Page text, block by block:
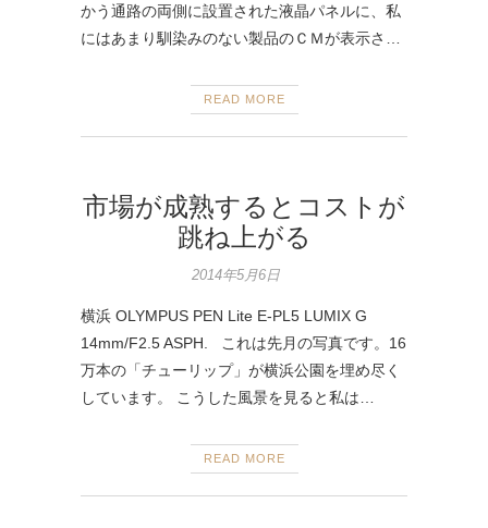
かう通路の両側に設置された液晶パネルに、私
にはあまり馴染みのない製品のＣＭが表示さ…
READ MORE
市場が成熟するとコストが
跳ね上がる
2014年5月6日
横浜 OLYMPUS PEN Lite E-PL5 LUMIX G
14mm/F2.5 ASPH. これは先月の写真です。16
万本の「チューリップ」が横浜公園を埋め尽く
しています。 こうした風景を見ると私は…
READ MORE